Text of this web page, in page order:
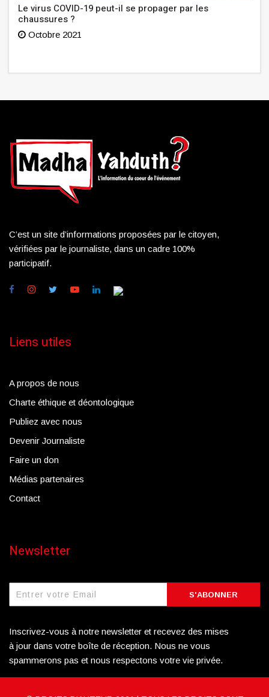
Le virus COVID-19 peut-il se propager par les
chaussures ?
Octobre 2021
C’est un site d’informations proposées par le citoyen,
vérifiées par le journaliste, dans un cadre 100%
participatif.
Liens utiles
A propos de nous
Charte éthique et déontologique
Publiez avec nous
Devenir Journaliste
Faire un don
Médias partenaires
Contact
Newsletter
S'ABONNER
Inscrivez-vous à notre newsletter et recevez des mises
à jour dans votre boîte de réception. Nous ne vous
spammerons pas et nous respectons votre vie privée.